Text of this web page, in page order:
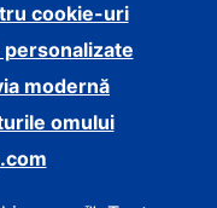
cookie-uri
modernă
omului